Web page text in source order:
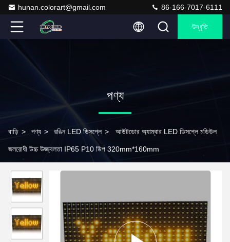
hunan.colorart@gmail.com 86-166-7017-6111
উদ্ধৃতি
পণ্য
বাড়ি > পণ্য > রঙিন LED ডিসপ্লে > আউটডোর অ্যাম্বার LED ডিসপ্লে মডিউল
জলরোধী উচ্চ উজ্জ্বলতা IP65 P10 ডিপ 320mm*160mm